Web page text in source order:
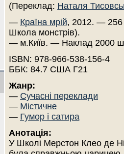
(Переклад: Наталя
— Країна мрій, 2012. —
Школа монстрів).
— м.Київ. — Наклад 2000
ISBN: 978-966-538-156-4
ББК: 84.7 США Г21
Жанр:
— Сучасні переклади
— Містичне
— Гумор і сатира
Анотація:
У Школі Мерстон Клео де